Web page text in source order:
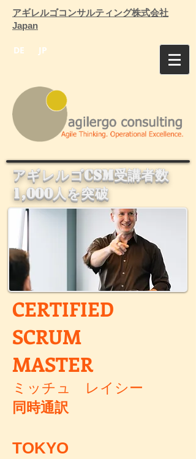
アギレルゴコンサルティング株式会社
Japan
DE JP
アギレルゴCSM受講者数
1,000人を突破
CERTIFIED
SCRUM
MASTER
ミッチュ レイシー
同時通訳
TOKYO